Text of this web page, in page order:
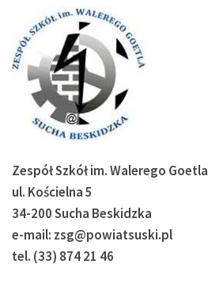
Zespół Szkół im. Walerego Goetla
ul. Kościelna 5
34-200 Sucha Beskidzka
e-mail: zsg@powiatsuski.pl
tel. (33) 874 21 46